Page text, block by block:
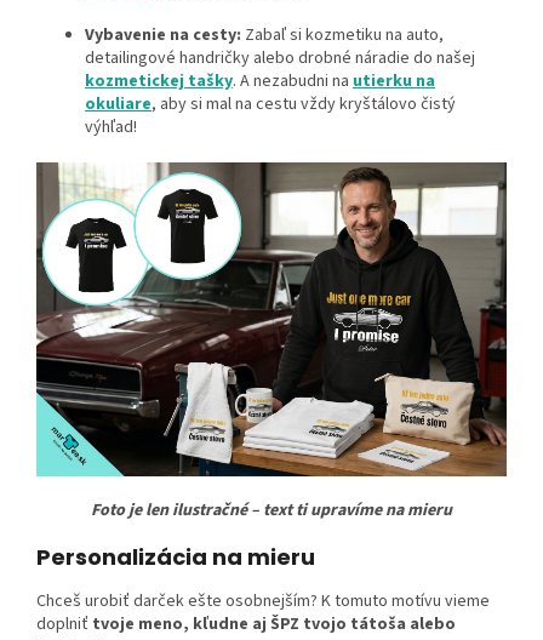
Vybavenie na cesty: Zabaľ si kozmetiku na auto,
detailingové handričky alebo drobné náradie do našej
kozmetickej tašky. A nezabudni na utierku na
okuliare, aby si mal na cestu vždy kryštálovo čistý
výhľad!
Foto je len ilustračné – text ti upravíme na mieru
Personalizácia na mieru
Chceš urobiť darček ešte osobnejším? K tomuto motívu vieme
doplniť tvoje meno, kľudne aj ŠPZ tvojo tátoša alebo